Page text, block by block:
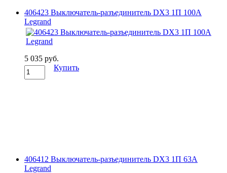
406423 Выключатель-разъединитель DX3 1П 100A
Legrand
5 035 руб.
Купить
406412 Выключатель-разъединитель DX3 1П 63A
Legrand